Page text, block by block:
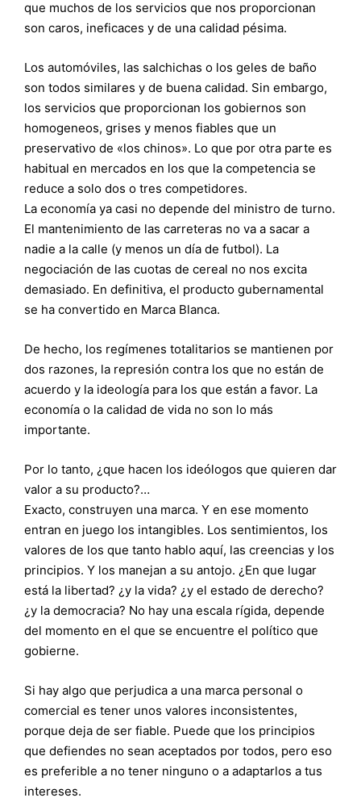
que muchos de los servicios que nos proporcionan
son caros, ineficaces y de una calidad pésima.
Los automóviles, las salchichas o los geles de baño
son todos similares y de buena calidad. Sin embargo,
los servicios que proporcionan los gobiernos son
homogeneos, grises y menos fiables que un
preservativo de «los chinos». Lo que por otra parte es
habitual en mercados en los que la competencia se
reduce a solo dos o tres competidores.
La economía ya casi no depende del ministro de turno.
El mantenimiento de las carreteras no va a sacar a
nadie a la calle (y menos un día de futbol). La
negociación de las cuotas de cereal no nos excita
demasiado. En definitiva, el producto gubernamental
se ha convertido en Marca Blanca.
De hecho, los regímenes totalitarios se mantienen por
dos razones, la represión contra los que no están de
acuerdo y la ideología para los que están a favor. La
economía o la calidad de vida no son lo más
importante.
Por lo tanto, ¿que hacen los ideólogos que quieren dar
valor a su producto?…
Exacto, construyen una marca. Y en ese momento
entran en juego los intangibles. Los sentimientos, los
valores de los que tanto hablo aquí, las creencias y los
principios. Y los manejan a su antojo. ¿En que lugar
está la libertad? ¿y la vida? ¿y el estado de derecho?
¿y la democracia? No hay una escala rígida, depende
del momento en el que se encuentre el político que
gobierne.
Si hay algo que perjudica a una marca personal o
comercial es tener unos valores inconsistentes,
porque deja de ser fiable. Puede que los principios
que defiendes no sean aceptados por todos, pero eso
es preferible a no tener ninguno o a adaptarlos a tus
intereses.